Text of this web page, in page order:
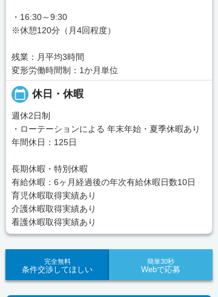
・16:30～9:30
※休憩120分（月4回程度）
残業：月平均3時間
変形労働時間制：1か月単位
calendar_today 休日・休暇
週休2日制
・ローテーションによる 年末年始・夏季休暇あり
年間休日：125日
長期休暇・特別休暇
有給休暇：6ヶ月経過後の年次有給休暇日数10日
育児休暇取得実績あり
介護休暇取得実績あり
看護休暇取得実績あり
完全無料
条件交渉してほしい
簡単30秒
Webで応募